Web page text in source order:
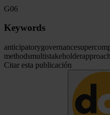
G06
Keywords
anticipatorygovernance
methodsmultistakeholderapproach
Citar esta publicación